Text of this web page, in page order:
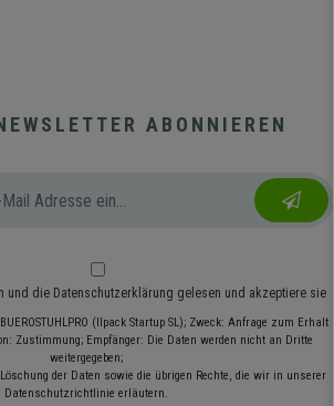
ABONNIEREN
und die Datenschutzerklärung gelesen und akzeptiere sie
(Ilpack Startup SL); Zweck: Anfrage zum Erhalt
Zustimmung; Empfänger: Die Daten werden nicht an Dritte
weitergegeben;
der Daten sowie die übrigen Rechte, die wir in unserer
Datenschutzrichtlinie erläutern.